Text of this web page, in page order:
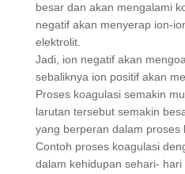
besar dan akan mengalami
negatif akan menyerap ion-
elektrolit.
Jadi, ion negatif akan
sebaliknya ion positif akan
Proses koagulasi semakin
larutan tersebut semakin
yang berperan dalam proses
Contoh proses koagulasi
dalam kehidupan sehari-